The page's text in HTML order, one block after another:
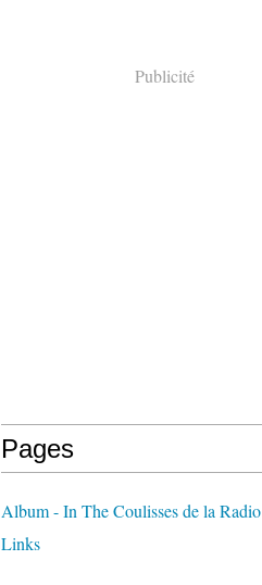
Publicité
Pages
Album - In The Coulisses de la Radio
Links